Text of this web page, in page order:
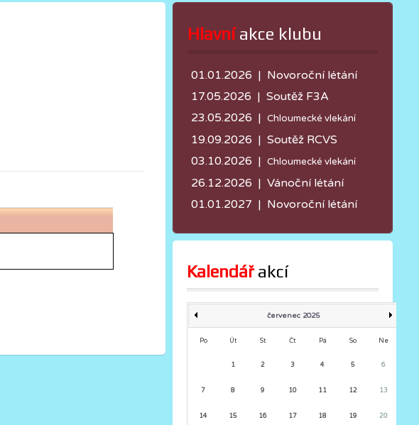
Hlavní akce klubu
01.01.2026 | Novoroční létání
17.05.2026 | Soutěž F3A
23.05.2026 | Chloumecké vlekání
19.09.2026 | Soutěž RCVS
03.10.2026 | Chloumecké vlekání
26.12.2026 | Vánoční létání
01.01.2027 | Novoroční létání
Kalendář akcí
červenec 2025
Po Út St Čt Pá So Ne
1 2 3 4 5 6
7 8 9 10 11 12 13
14 15 16 17 18 19 20